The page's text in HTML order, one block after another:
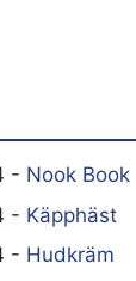
- Nook Book
- Käpphäst
- Hudkräm